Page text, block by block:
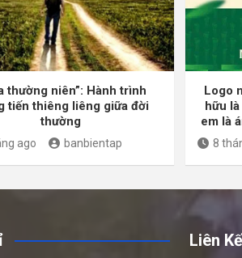
thường niên”: Hành trình
tiến thiêng liêng giữa đời
thường
ago banbientap
Logo
hữu
em là
8
Liên